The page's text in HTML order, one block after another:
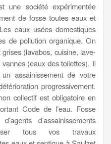
une société expérimentée
de fosse toutes eaux et
eaux usées domestiques
de pollution organique. On
(lavabos, cuisine, lave-
(eaux des toilettes). Il
assainissement de votre
progressivement.
collectif est obligatoire en
Code de l’eau. Fosse
d’assainissements
tous vos travaux